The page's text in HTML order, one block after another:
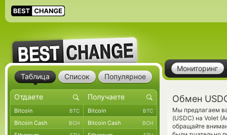
Мониторинг
Обмен
Мы предлагаем
(USDC) на Volet
обращайте
Таблица Список Популярное
Bitcoin BTC Bitcoin BTC
Bitcoin Cash BCH Bitcoin Cash BCH